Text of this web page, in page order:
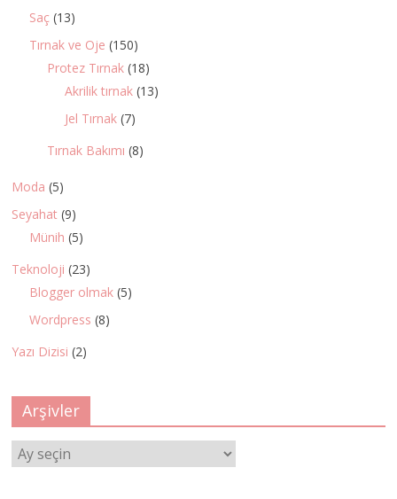
Saç (13)
Tırnak ve Oje (150)
Protez Tırnak (18)
Akrilik tırnak (13)
Jel Tırnak (7)
Tırnak Bakımı (8)
Moda (5)
Seyahat (9)
Münih (5)
Teknoloji (23)
Blogger olmak (5)
Wordpress (8)
Yazı Dizisi (2)
Arşivler
Arşivler